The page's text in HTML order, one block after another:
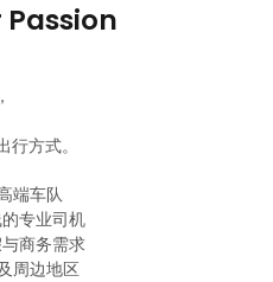
Passion
方式。
端车队
专业司机
商务需求
周边地区